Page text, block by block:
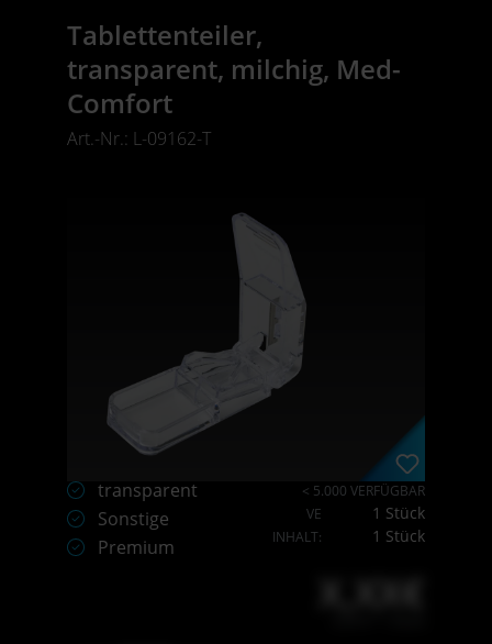
Tablettenteiler,
transparent, milchig, Med-
Comfort
Art.-Nr.: L-09162-T
transparent
Sonstige
Premium
< 5.000 VERFÜGBAR
VE
1 Stück
INHALT: 1 Stück
X,XX€